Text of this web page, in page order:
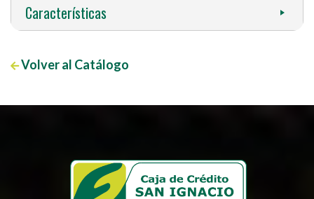
Características
Volver al Catálogo